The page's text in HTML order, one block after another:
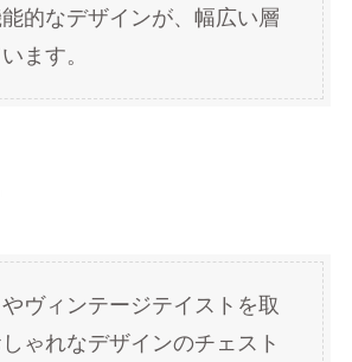
的なデザインが、幅広い層
ます。
ヴィンテージテイストを取
ゃれなデザインのチェスト